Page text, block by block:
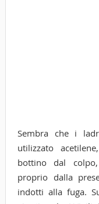
Sembra che i
utilizzato
bottino dal
proprio dalla
indotti alla fuga.